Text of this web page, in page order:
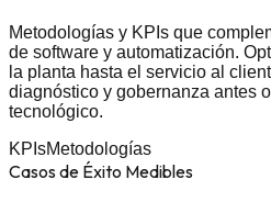
Metodologías y KPIs que
de software y automatización.
la planta hasta el servicio al
diagnóstico y gobernanza antes
tecnológico.
KPIsMetodologías
Casos de Éxito Medibles